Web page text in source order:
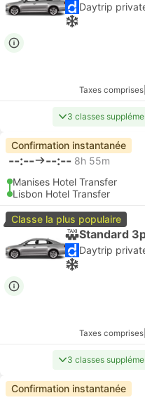
Taxes comprises
3 classes
Confirmation instantanée
--:-- --:-- 8h 55m
Manises Hotel Transfer
Lisbon Hotel Transfer
Classe la plus populaire
Standard
Taxes comprises
3 classes
Confirmation instantanée